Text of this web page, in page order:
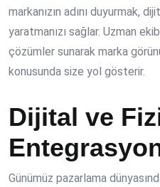
markanızın adını duyurmak,
yaratmanızı sağlar. Uzman
çözümler sunarak marka
konusunda size yol gösterir.
Dijital ve
Günümüz pazarlama